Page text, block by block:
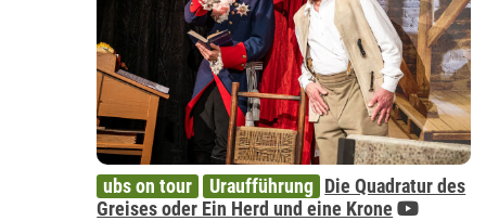
ubs on tour Uraufführung Die Quadratur des
Greises oder Ein Herd und eine Krone